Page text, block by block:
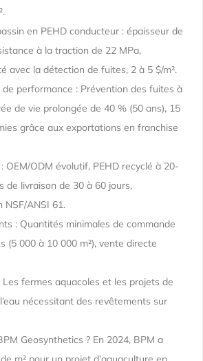
en PEHD conducteur : épaisseur de
à la traction de 22 MPa,
avec la détection de fuites, 2 à 5 $/m².
de performance : Prévention des fuites à
de vie prolongée de 40 % (50 ans), 15
grâce aux exportations en franchise
OEM/ODM évolutif, PEHD recyclé à 20-
de livraison de 30 à 60 jours,
NSF/ANSI 61.
: Quantités minimales de commande
(5 000 à 10 000 m²), vente directe
Les fermes aquacoles et les projets de
nécessitant des revêtements sur
Geosynthetics ? En 2024, BPM a